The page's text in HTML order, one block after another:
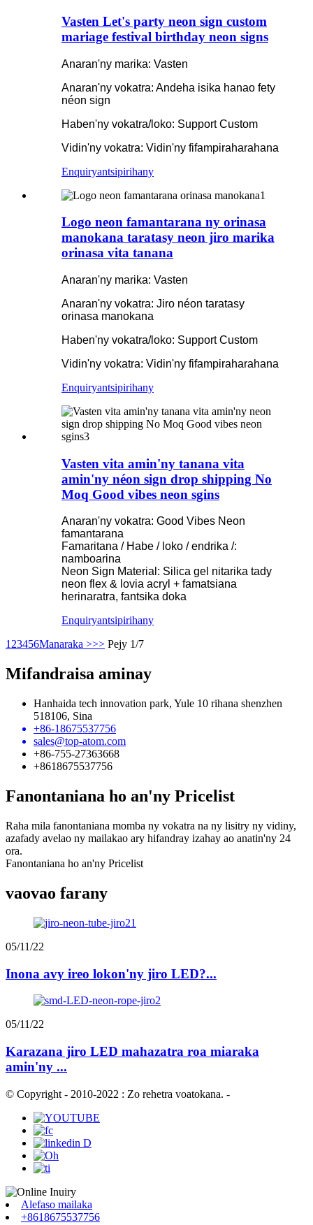
Vasten Let's party neon sign custom
mariage festival birthday neon signs
Anaran'ny marika: Vasten
Anaran'ny vokatra: Andeha isika hanao fety
néon sign
Haben'ny vokatra/loko: Support Custom
Vidin'ny vokatra: Vidin'ny fifampiraharahana
Enquiryantsipirihany
Logo neon famantarana ny orinasa
manokana taratasy neon jiro marika
orinasa vita tanana
Anaran'ny marika: Vasten
Anaran'ny vokatra: Jiro néon taratasy
orinasa manokana
Haben'ny vokatra/loko: Support Custom
Vidin'ny vokatra: Vidin'ny fifampiraharahana
Enquiryantsipirihany
Vasten vita amin'ny tanana vita
amin'ny néon sign drop shipping No
Moq Good vibes neon sgins
Anaran'ny vokatra: Good Vibes Neon
famantarana
Famaritana / Habe / loko / endrika /:
namboarina
Neon Sign Material: Silica gel nitarika tady
neon flex & lovia acryl + famatsiana
herinaratra, fantsika doka
Enquiryantsipirihany
123456Manaraka >>> Pejy 1/7
Mifandraisa aminay
Hanhaida tech innovation park, Yule 10 rihana shenzhen
518106, Sina
+86-18675537756
sales@top-atom.com
+86-755-27363668
+8618675537756
Fanontaniana ho an'ny Pricelist
Raha mila fanontaniana momba ny vokatra na ny lisitry ny vidiny,
azafady avelao ny mailakao ary hifandray izahay ao anatin'ny 24
ora.
Fanontaniana ho an'ny Pricelist
vaovao farany
05/11/22
Inona avy ireo lokon'ny jiro LED?...
05/11/22
Karazana jiro LED mahazatra roa miaraka
amin'ny ...
© Copyright - 2010-2022 : Zo rehetra voatokana. -
Alefaso mailaka
+8618675537756